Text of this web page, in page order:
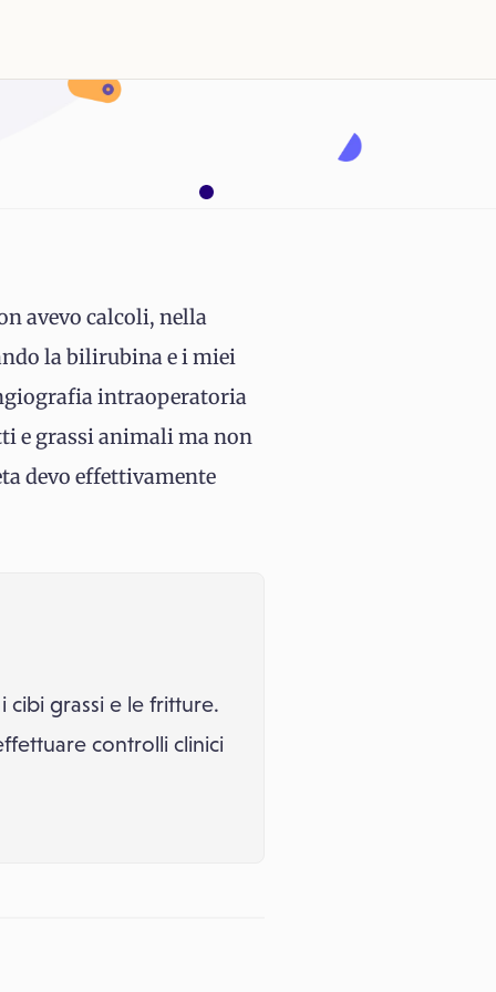
avevo calcoli, nella
la bilirubina e i miei
intraoperatoria
e grassi animali ma non
devo effettivamente
cibi grassi e le fritture.
controlli clinici